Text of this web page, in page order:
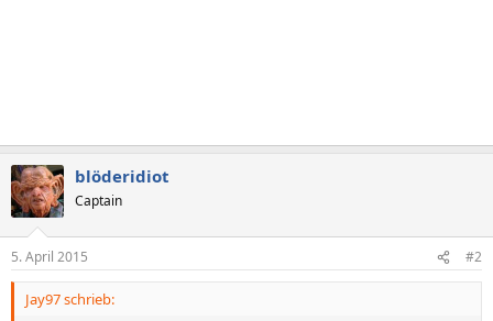
blöderidiot
Captain
5. April 2015 #2
Jay97 schrieb: